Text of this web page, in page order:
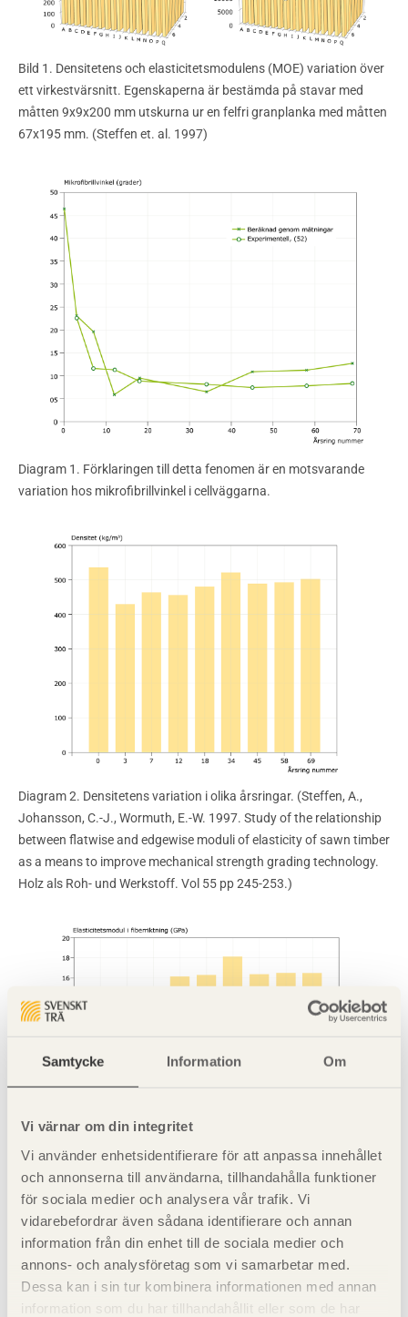
Samtycke Information Om
Vi värnar om din integritet
Vi använder enhetsidentifierare för att anpassa innehållet
och annonserna till användarna, tillhandahålla funktioner
för sociala medier och analysera vår trafik. Vi
vidarebefordrar även sådana identifierare och annan
information från din enhet till de sociala medier och
annons- och analysföretag som vi samarbetar med.
Dessa kan i sin tur kombinera informationen med annan
information som du har tillhandahållit eller som de har
Bild 1. Densitetens och elasticitetsmodulens (MOE) variation över
ett virkestvärsnitt. Egenskaperna är bestämda på stavar med
måtten 9x9x200 mm utskurna ur en felfri granplanka med måtten
67x195 mm. (Steffen et. al. 1997)
Diagram 1. Förklaringen till detta fenomen är en motsvarande
variation hos mikrofibrillvinkel i cellväggarna.
Diagram 2. Densitetens variation i olika årsringar. (Steffen, A.,
Johansson, C.-J., Wormuth, E.-W. 1997. Study of the relationship
between flatwise and edgewise moduli of elasticity of sawn timber
as a means to improve mechanical strength grading technology.
Holz als Roh- und Werkstoff. Vol 55 pp 245-253.)
Diagram 3. Elasticitetsmodulen i fiberriktningen varierar med
årsringarna. Den är lägst inne vid märgen. (Persson, K. 2000.